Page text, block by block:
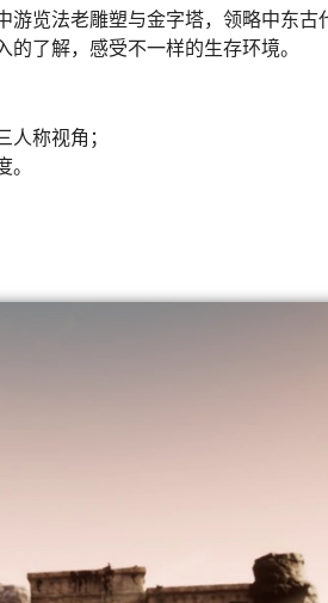
览法老雕塑与金字塔，领略中东古
了解，感受不一样的生存环境。
称视角；